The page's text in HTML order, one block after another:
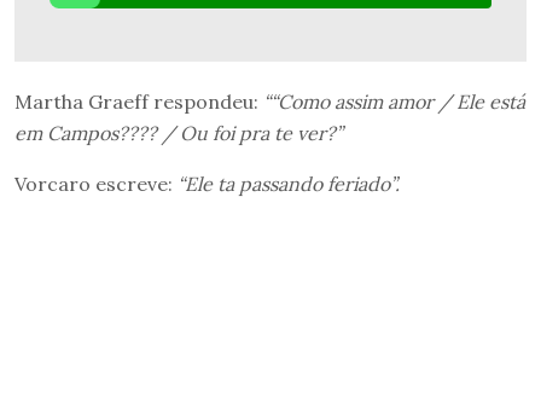
Martha Graeff respondeu: ““Como assim amor / Ele está
em Campos???? / Ou foi pra te ver?”
Vorcaro escreve: “Ele ta passando feriado”.